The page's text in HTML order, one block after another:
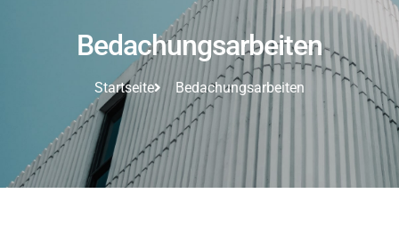
Bedachungsarbeiten
Startseite Bedachungsarbeiten